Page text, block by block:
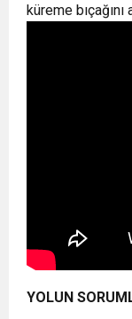
küreme bıçağını
YOLUN